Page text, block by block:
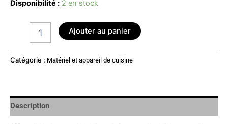
Disponibilité : 2 en stock
Ajouter au panier
Catégorie : Matériel et appareil de cuisine
Description